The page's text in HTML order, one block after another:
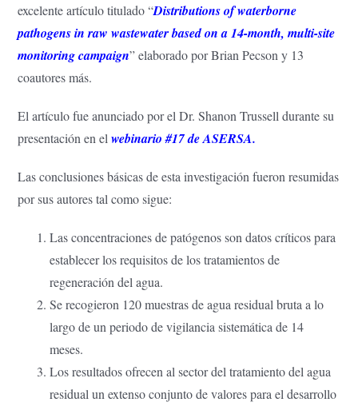
excelente artículo titulado “Distributions of waterborne
pathogens in raw wastewater based on a 14-month, multi-site
monitoring campaign” elaborado por Brian Pecson y 13
coautores más.
El artículo fue anunciado por el Dr. Shanon Trussell durante su
presentación en elwebinario #17 de ASERSA.
Las conclusiones básicas de esta investigación fueron resumidas
por sus autores tal como sigue:
Las concentraciones de patógenos son datos críticos para
establecer los requisitos de los tratamientos de
regeneración del agua.
Se recogieron 120 muestras de agua residual bruta a lo
largo de un periodo de vigilancia sistemática de 14
meses.
Los resultados ofrecen al sector del tratamiento del agua
residual un extenso conjunto de valores para el desarrollo